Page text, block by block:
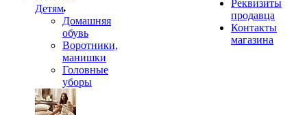
Детям
Домашняя
обувь
Воротники,
манишки
Головные
уборы
Реквизиты
продавца
Контакты
магазина